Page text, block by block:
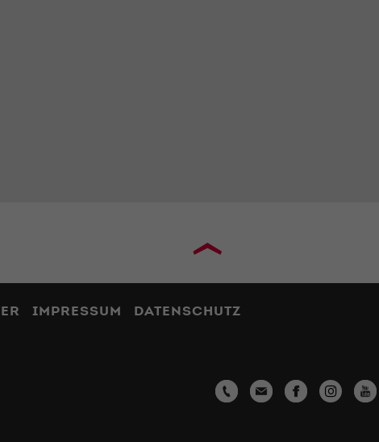
›
IMPRESSUM DATENSCHUTZ